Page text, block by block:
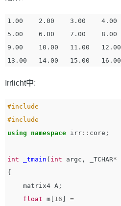
1.00    2.00    3.00    4.00
5.00    6.00    7.00    8.00
9.00    10.00   11.00   12.00
Irrlicht中:
#include
using
namespace irr :: core ;
int _tmain ( int argc , _TCHAR*
{
matrix4 A ;
float m 16
=